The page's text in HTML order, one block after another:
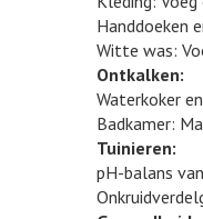
Handdoeken
Witte was:
Ontkalken:
Waterkoker
Badkamer:
Tuinieren:
pH-balans